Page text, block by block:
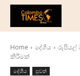
දේශීය
ජාත්‍යන්තර
ව්‍යාපාරික
Home දේශීය
රුපියල්
කිරීමක්
දේශීය පුවත්